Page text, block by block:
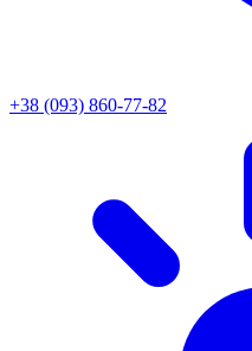
+38 (093) 860-77-82